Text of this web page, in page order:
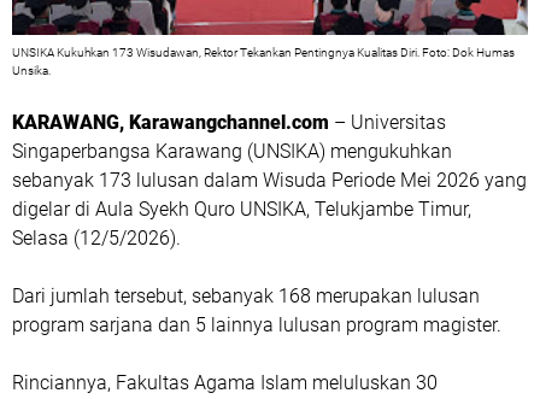
UNSIKA Kukuhkan 173 Wisudawan, Rektor Tekankan Pentingnya Kualitas Diri. Foto: Dok Humas
Unsika.
KARAWANG, Karawangchannel.com – Universitas
Singaperbangsa Karawang (UNSIKA) mengukuhkan
sebanyak 173 lulusan dalam Wisuda Periode Mei 2026 yang
digelar di Aula Syekh Quro UNSIKA, Telukjambe Timur,
Selasa (12/5/2026).
Dari jumlah tersebut, sebanyak 168 merupakan lulusan
program sarjana dan 5 lainnya lulusan program magister.
Rinciannya, Fakultas Agama Islam meluluskan 30